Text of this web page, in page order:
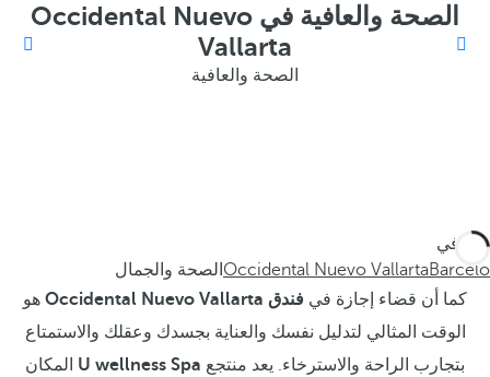
الصحة والعافية في Occidental Nuevo
Vallarta
الصحة والعافية
أنت في
Barceló
Occidental Nuevo Vallarta الصحة والجمال
كما أن قضاء إجازة في فندق Occidental Nuevo Vallarta
هو
الوقت المثالي لتدليل نفسك والعناية بجسدك وعقلك والاستمتاع
بتجارب الراحة والاسترخاء. يعد منتجع
المكان